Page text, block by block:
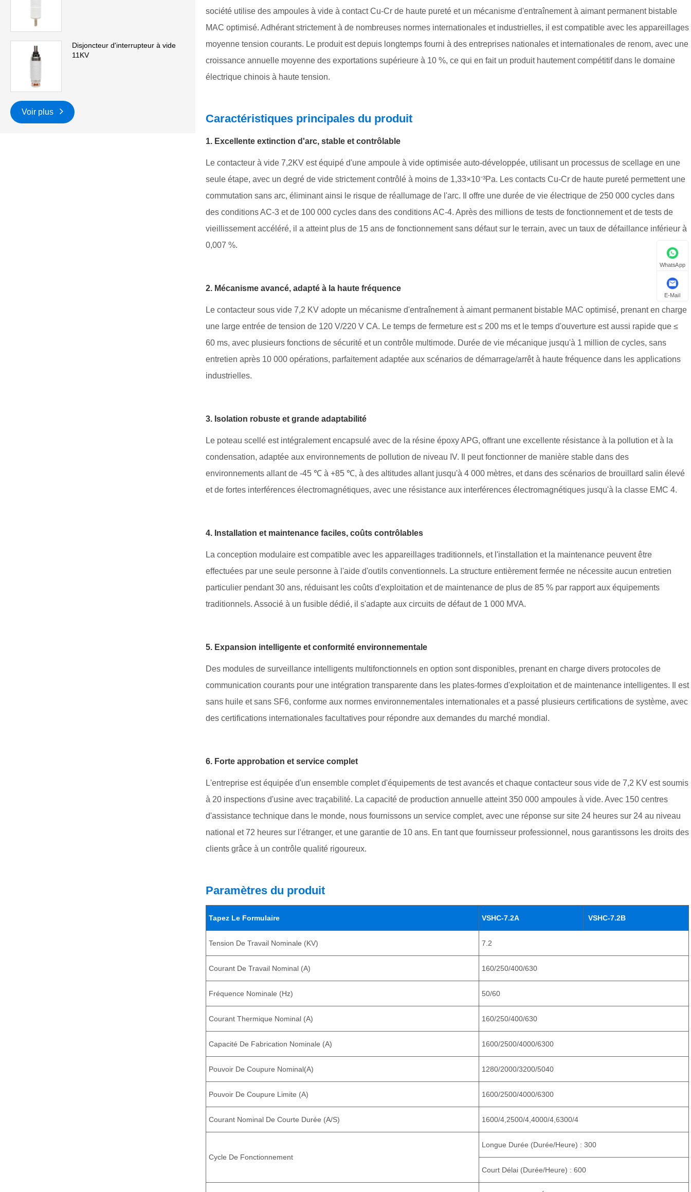
Disjoncteur d'interrupteur à vide
11KV
Voir plus
société utilise des ampoules à vide à contact Cu-Cr de haute pureté et un mécanisme d'entraînement à aimant permanent bistable
MAC optimisé. Adhérant strictement à de nombreuses normes internationales et industrielles, il est compatible avec les appareillages
moyenne tension courants. Le produit est depuis longtemps fourni à des entreprises nationales et internationales de renom, avec une
croissance annuelle moyenne des exportations supérieure à 10 %, ce qui en fait un produit hautement compétitif dans le domaine
électrique chinois à haute tension.
Caractéristiques principales du produit
1. Excellente extinction d'arc, stable et contrôlable
Le contacteur à vide 7,2KV est équipé d'une ampoule à vide optimisée auto-développée, utilisant un processus de scellage en une
seule étape, avec un degré de vide strictement contrôlé à moins de 1,33×10⁻³Pa. Les contacts Cu-Cr de haute pureté permettent une
commutation sans arc, éliminant ainsi le risque de réallumage de l'arc. Il offre une durée de vie électrique de 250 000 cycles dans
des conditions AC-3 et de 100 000 cycles dans des conditions AC-4. Après des millions de tests de fonctionnement et de tests de
vieillissement accéléré, il a atteint plus de 15 ans de fonctionnement sans défaut sur le terrain, avec un taux de défaillance inférieur à
0,007 %.
2. Mécanisme avancé, adapté à la haute fréquence
Le contacteur sous vide 7,2 KV adopte un mécanisme d'entraînement à aimant permanent bistable MAC optimisé, prenant en charge
une large entrée de tension de 120 V/220 V CA. Le temps de fermeture est ≤ 200 ms et le temps d'ouverture est aussi rapide que ≤
60 ms, avec plusieurs fonctions de sécurité et un contrôle multimode. Durée de vie mécanique jusqu'à 1 million de cycles, sans
entretien après 10 000 opérations, parfaitement adaptée aux scénarios de démarrage/arrêt à haute fréquence dans les applications
industrielles.
3. Isolation robuste et grande adaptabilité
Le poteau scellé est intégralement encapsulé avec de la résine époxy APG, offrant une excellente résistance à la pollution et à la
condensation, adaptée aux environnements de pollution de niveau IV. Il peut fonctionner de manière stable dans des
environnements allant de -45 ℃ à +85 ℃, à des altitudes allant jusqu'à 4 000 mètres, et dans des scénarios de brouillard salin élevé
et de fortes interférences électromagnétiques, avec une résistance aux interférences électromagnétiques jusqu'à la classe EMC 4.
4. Installation et maintenance faciles, coûts contrôlables
La conception modulaire est compatible avec les appareillages traditionnels, et l'installation et la maintenance peuvent être
effectuées par une seule personne à l'aide d'outils conventionnels. La structure entièrement fermée ne nécessite aucun entretien
particulier pendant 30 ans, réduisant les coûts d'exploitation et de maintenance de plus de 85 % par rapport aux équipements
traditionnels. Associé à un fusible dédié, il s'adapte aux circuits de défaut de 1 000 MVA.
5. Expansion intelligente et conformité environnementale
Des modules de surveillance intelligents multifonctionnels en option sont disponibles, prenant en charge divers protocoles de
communication courants pour une intégration transparente dans les plates-formes d'exploitation et de maintenance intelligentes. Il est
sans huile et sans SF6, conforme aux normes environnementales internationales et a passé plusieurs certifications de système, avec
des certifications internationales facultatives pour répondre aux demandes du marché mondial.
6. Forte approbation et service complet
L'entreprise est équipée d'un ensemble complet d'équipements de test avancés et chaque contacteur sous vide de 7,2 KV est soumis
à 20 inspections d'usine avec traçabilité. La capacité de production annuelle atteint 350 000 ampoules à vide. Avec 150 centres
d'assistance technique dans le monde, nous fournissons un service complet, avec une réponse sur site 24 heures sur 24 au niveau
national et 72 heures sur l'étranger, et une garantie de 10 ans. En tant que fournisseur professionnel, nous garantissons les droits des
clients grâce à un contrôle qualité rigoureux.
Paramètres du produit
Tapez Le Formulaire VSHC-7.2A VSHC-7.2B
Tension De Travail Nominale (KV) 7.2
Courant De Travail Nominal (A) 160/250/400/630
Fréquence Nominale (Hz) 50/60
Courant Thermique Nominal (A) 160/250/400/630
Capacité De Fabrication Nominale (A) 1600/2500/4000/6300
Pouvoir De Coupure Nominal(A) 1280/2000/3200/5040
Pouvoir De Coupure Limite (A) 1600/2500/4000/6300
Courant Nominal De Courte Durée (A/S) 1600/4,2500/4,4000/4,6300/4
Cycle De Fonctionnement
Longue Durée (durée/heure) : 300
Court Délai (durée/heure) : 600
WhatsApp
E-Mail